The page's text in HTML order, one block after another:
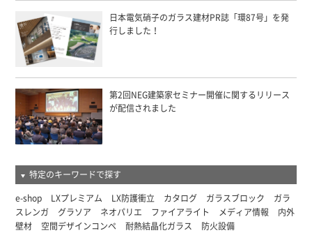
日本電気硝子のガラス建材PR誌「環87号」を発
行しました！
第2回NEG建築家セミナー開催に関するリリース
が配信されました
特定のキーワードで探す
e-shop
LXプレミアム LX防護衝立 カタログ ガラスブロック
ガラ
スレンガ
グラソア ネオパリエ ファイアライト メディア情報
内外
壁材
空間デザインコンペ 耐熱結晶化ガラス 防火設備